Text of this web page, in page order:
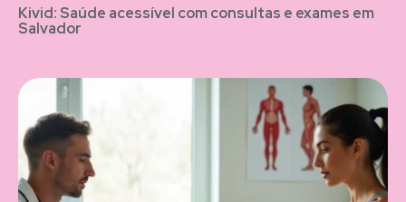
Kivid: Saúde acessível com consultas e exames em
Salvador